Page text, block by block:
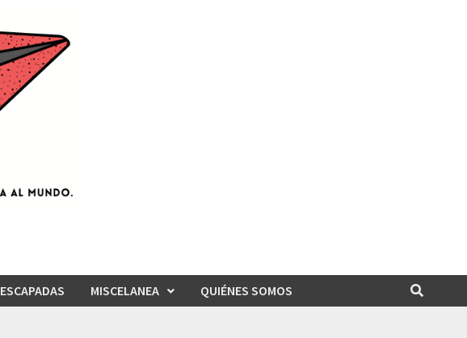
ESCAPADAS MISCELANEA QUIÉNES SOMOS